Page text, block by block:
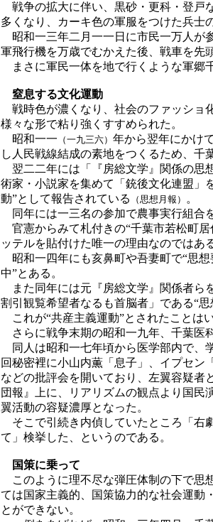
戦争の拡大に伴い、黒砂・更科・登戸
多くなり、カーキ色の軍服をつけた兵士
昭和一三年二月一一日に市民一万人が
軍飛行機を万歳でむかえた後、戦車を先
まさに軍民一体を地で行くような軍郷
窒息する文化運動
戦時色が濃くなり、社会のファッショ
様々な形で粘り強くすすめられた。
昭和一一 （一九三六） 年から翌年にかけ
し人民戦線結成の素地をつくるため、千
翌二二年には「『房総文学』関係の思
術家・小説家を集めて「銃後文化連盟」
動”として報告されている
（思想月報）
。
同年には一三名の参加で農事実行組合
官憲からみて札付きの“千葉市若松町
ッテルを貼付けた唯一の理由なのではあ
昭和一四年にも亥鼻町や吾妻町で“思
中”とある。
また同年には元『房総文学』関係者ら
割引観覧希望者なるも首脳者」である“
これが“共産主義運動”とされたことは
さらに戦争末期の昭和一九年、千葉医
同人は昭和一七年頃から医学部内で、
回秘密裡に小山内薫「息子」、イプセン
などの批評会を開いており、左翼容疑者
団報』上に、リアリズムの観点より国民
翼活動の容疑濃厚となった。
そこで引続き内偵していたところ「右
て」検挙した、というのである。
国策に乗って
このように理不尽な弾圧体制の下で思
ては国家主義的、国策協力的な社会運動
とができない。